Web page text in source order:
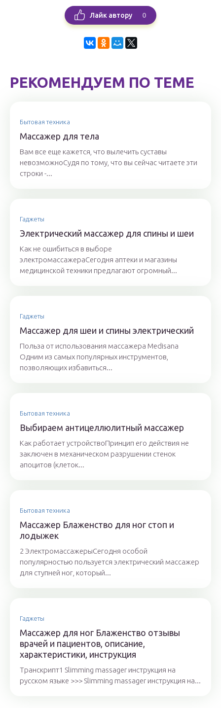
Лайк автору 0
РЕКОМЕНДУЕМ ПО ТЕМЕ
Бытовая техника
Массажер для тела
Вам все еще кажется, что вылечить суставы
невозможноСудя по тому, что вы сейчас читаете эти
строки -...
Гаджеты
Электрический массажер для спины и шеи
Как не ошибиться в выборе
электромассажераСегодня аптеки и магазины
медицинской техники предлагают огромный...
Гаджеты
Массажер для шеи и спины электрический
Польза от использования массажера Medisana
Одним из самых популярных инструментов,
позволяющих избавиться...
Бытовая техника
Выбираем антицеллюлитный массажер
Как работает устройствоПринцип его действия не
заключен в механическом разрушении стенок
апоцитов (клеток...
Бытовая техника
Массажер Блаженство для ног стоп и
лодыжек
2 ЭлектромассажерыСегодня особой
популярностью пользуется электрический массажер
для ступней ног, который...
Гаджеты
Массажер для ног Блаженство отзывы
врачей и пациентов, описание,
характеристики, инструкция
Транскрипт1 Slimming massager инструкция на
русском языке >>> Slimming massager инструкция на...